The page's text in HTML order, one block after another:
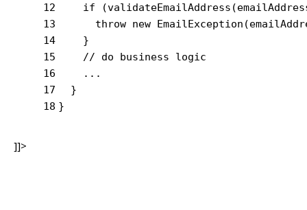
12
13
14
15
16
17
18
if
throw new
    }
// do business logic
    ...
  }
}
]]>